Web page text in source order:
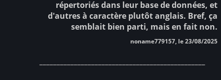
répertoriés dans leur base de données, et
d'autres à caractère plutôt anglais. Bref, ça
semblait bien parti, mais en fait non.
noname779157, le 23/08/2025